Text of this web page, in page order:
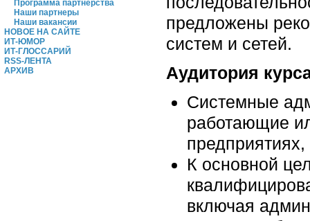
Программа партнерства
Наши партнеры
Наши вакансии
НОВОЕ НА САЙТЕ
ИТ-ЮМОР
ИТ-ГЛОССАРИЙ
RSS-ЛЕНТА
АРХИВ
предложены
систем и сетей.
Аудитория
Cистемные
работающие
К основной
включая